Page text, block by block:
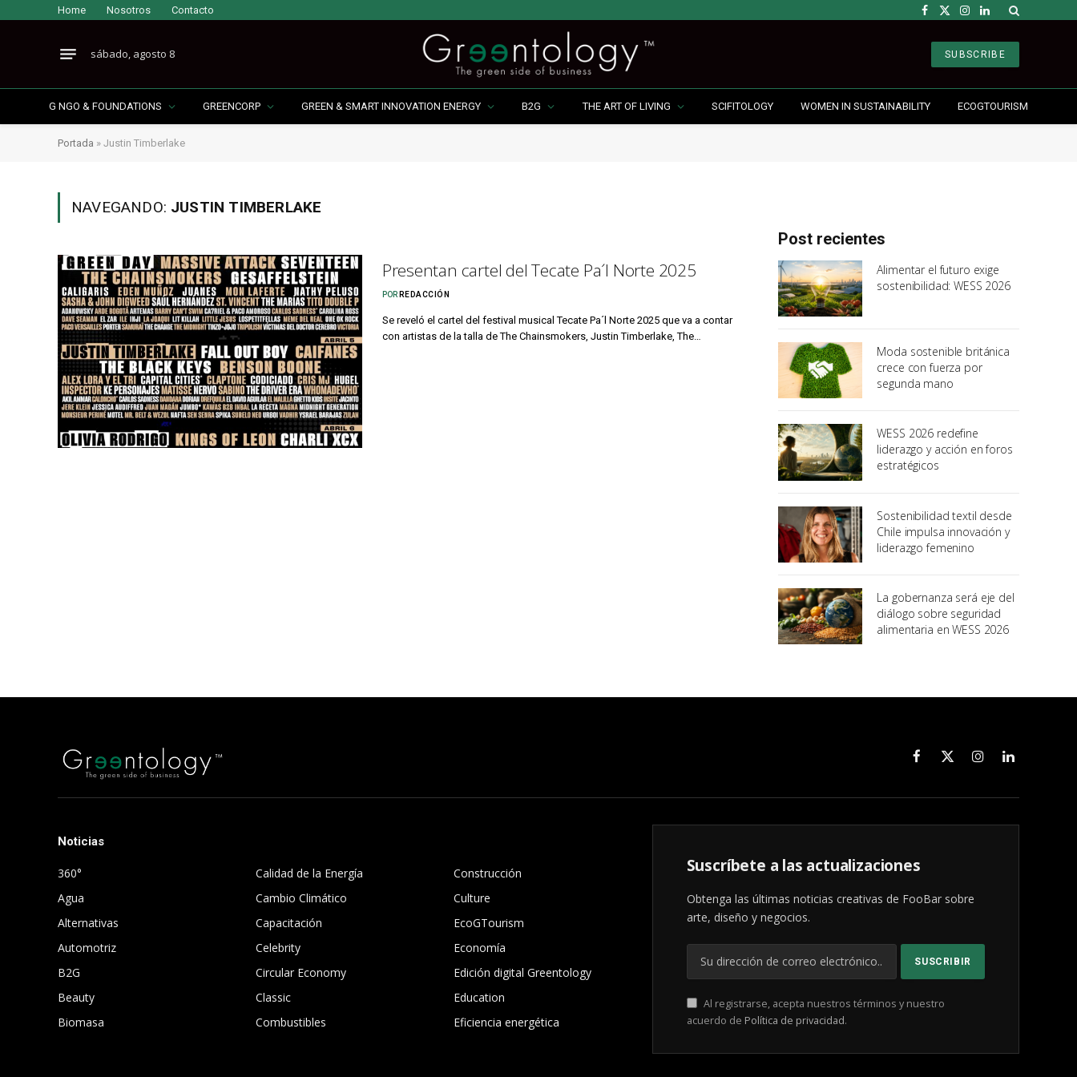
Home Nosotros Contacto Facebook
X
Instagram
LinkedIn
sábado, agosto 8 SUBSCRIBE
G NGO & FOUNDATIONS GREENCORP GREEN & SMART INNOVATION ENERGY B2G THE ART OF LIVING SCIFITOLOGY WOMEN IN SUSTAINABILITY ECOGTOURISM
Portada » Justin Timberlake
NAVEGANDO: JUSTIN TIMBERLAKE
Presentan cartel del Tecate Pa´l Norte 2025
POR REDACCIÓN
Se reveló el cartel del festival musical Tecate Pa´l Norte 2025 que va a contar
con artistas de la talla de The Chainsmokers, Justin Timberlake, The…
Post recientes
Alimentar el futuro exige
sostenibilidad: WESS 2026
Moda sostenible británica
crece con fuerza por
segunda mano
WESS 2026 redefine
liderazgo y acción en foros
estratégicos
Sostenibilidad textil desde
Chile impulsa innovación y
liderazgo femenino
La gobernanza será eje del
diálogo sobre seguridad
alimentaria en WESS 2026
Facebook
X
InstagramLinkedIn
Noticias
360°
Agua
Alternativas
Automotriz
B2G
Beauty
Biomasa
Calidad de la Energía
Cambio Climático
Capacitación
Celebrity
Circular Economy
Classic
Combustibles
Construcción
Culture
EcoGTourism
Economía
Edición digital Greentology
Education
Eficiencia energética
Suscríbete a las actualizaciones
Obtenga las últimas noticias creativas de FooBar sobre
arte, diseño y negocios.
Al registrarse, acepta nuestros términos y nuestro
acuerdo de Política de privacidad.